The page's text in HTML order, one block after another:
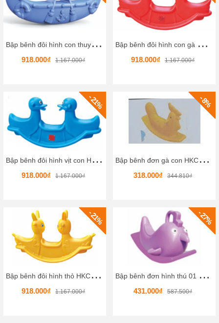
B
ập bênh đôi hình con thuyền HKCBB2-9
918.000₫ 1.167.000₫
B
ập bênh đôi hình con gà HKCBB2-8
918.000₫ 1.167.000₫
- 21%
B
ập bênh đôi hình vịt con HKCBB2-7
918.000₫ 1.167.000₫
- 8%
B
ập bênh đơn gà con HKCBB6-1
318.000₫ 344.810₫
- 21%
B
ập bênh đôi hình thỏ HKCBB2-6
918.000₫ 1.167.000₫
- 27%
B
ập bênh đơn hình thú 01 HKCBB4-2
431.000₫ 587.500₫